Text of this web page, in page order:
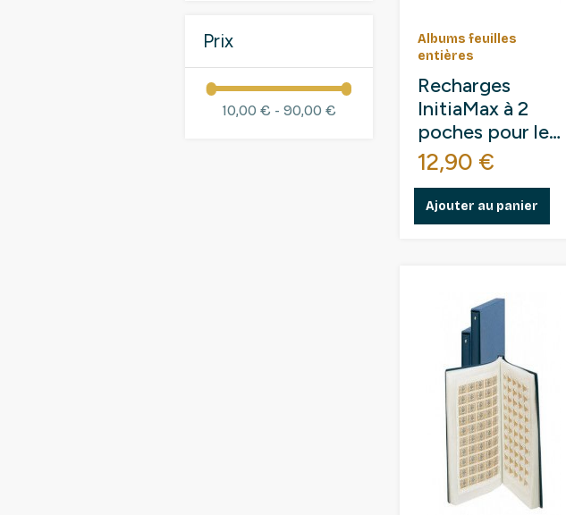
Prix
10,00 € - 90,00 €
Albums feuilles
entières
Recharges
InitiaMax à 2
poches pour les
feuilles
"Collector".
Prix
12,90 €
Ajouter au panier